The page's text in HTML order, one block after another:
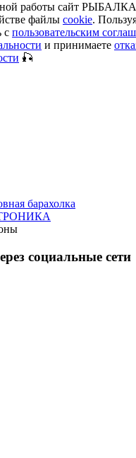
работы сайт
файлы cookie.
с пользовательским
и принимаете
🎣
барахолка
социальные сети